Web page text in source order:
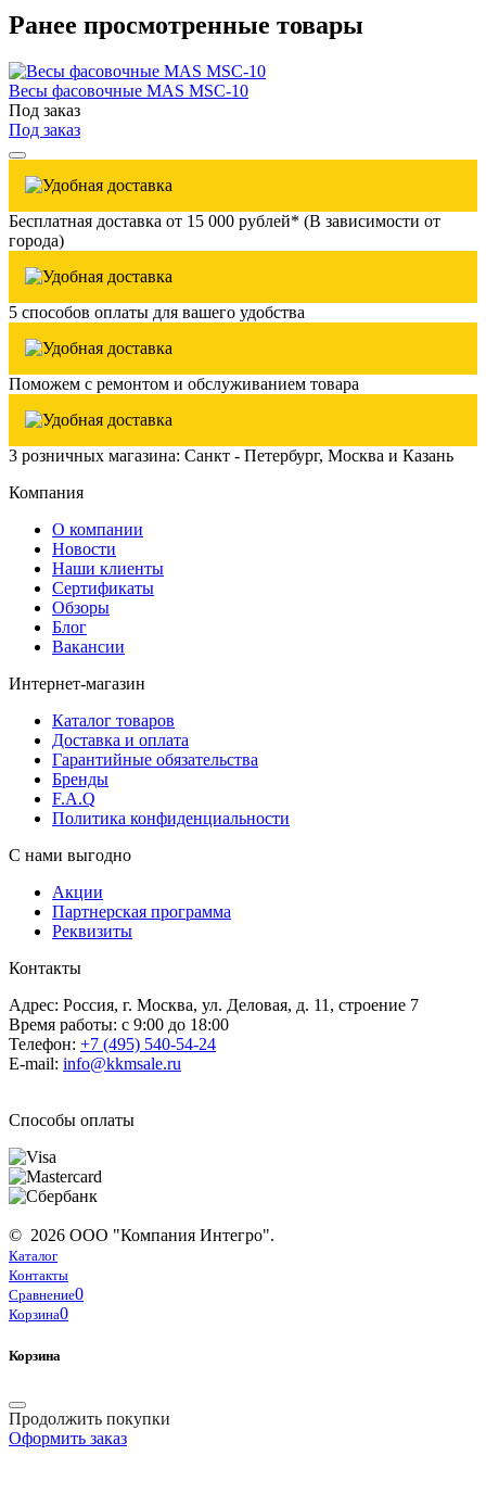
Ранее просмотренные товары
Весы фасовочные MAS MSC-10
Под заказ
Под заказ
Бесплатная доставка от 15 000 рублей* (В зависимости от
города)
5 способов оплаты для вашего удобства
Поможем с ремонтом и обслуживанием товара
3 розничных магазина: Санкт - Петербург, Москва и Казань
Компания
О компании
Новости
Наши клиенты
Сертификаты
Обзоры
Блог
Вакансии
Интернет-магазин
Каталог товаров
Доставка и оплата
Гарантийные обязательства
Бренды
F.A.Q
Политика конфиденциальности
С нами выгодно
Акции
Партнерская программа
Реквизиты
Контакты
Адрес: Россия, г. Москва, ул. Деловая, д. 11, строение 7
Время работы: с 9:00 до 18:00
Телефон: +7 (495) 540-54-24
E-mail: info@kkmsale.ru
Способы оплаты
© 2026 ООО "Компания Интегро".
Каталог
Контакты
Сравнение0
Корзина0
Корзина
Продолжить покупки
Оформить заказ